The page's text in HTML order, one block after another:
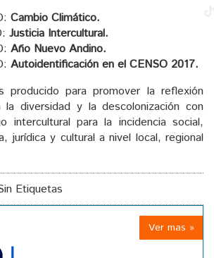
Cambio Climático.
Justicia Intercultural.
Año Nuevo Andino.
Autoidentificación en el CENSO 2017.
producido para promover la reflexión
diversidad y la descolonización con
intercultural para la incidencia social,
jurídica y cultural a nivel local, regional
Etiquetas
Ver mas »